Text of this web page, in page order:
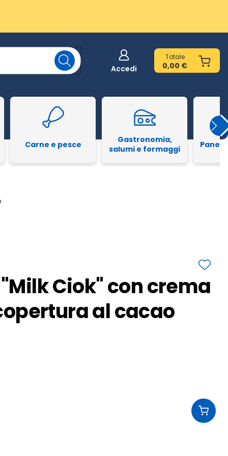
Accedi
Totale
0,00 €
Carne e pesce
Gastronomia,
salumi e formaggi
Pane
Ciok" con crema
al cacao